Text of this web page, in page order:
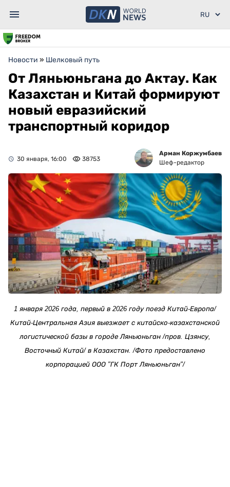
Новости » Шелковый путь
От Ляньюньгана до Актау. Как
Казахстан и Китай формируют
новый евразийский
транспортный коридор
30 января, 16:00 38753
Арман Коржумбаев
Шеф-редактор
1 января 2026 года, первый в 2026 году поезд Китай-Европа/
Китай-Центральная Азия выезжает с китайско-казахстанской
логистической базы в городе Ляньюньган /пров. Цзянсу,
Восточный Китай/ в Казахстан. /Фото предоставлено
корпорацией ООО "ГК Порт Ляньюньган"/